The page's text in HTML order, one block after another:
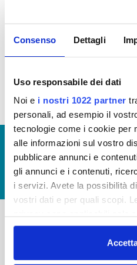
Consenso Dettagli
Uso responsabile dei dati
Noi e i nostri 1022 partner
personali, ad esempio il
tecnologie come i cookie per
alle informazioni sul vostro
pubblicare annunci e
gli annunci e i contenuti,
i servizi. Avete la possibilità
vostri dati e per quali scopi.
in cui avete effettuato le
modificare o revocare il
momento dalla Dichiarazione
STANDARD
© Copyright 2017 - 2026
Publiacqua S.p.A